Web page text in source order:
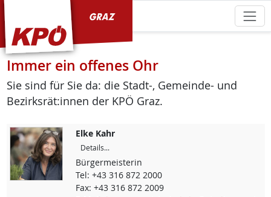
Immer ein offenes Ohr
Sie sind für Sie da: die Stadt-, Gemeinde- und
Bezirksrät:innen der KPÖ Graz.
Elke Kahr
Details...
Bürgermeisterin
Tel: +43 316 872 2000
Fax: +43 316 872 2009